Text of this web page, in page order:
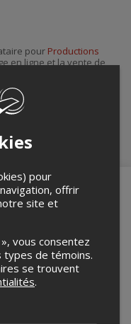
pour Productions
en ligne et la vente de
veuillez
Productions Nuits d'Afrique
n'êtes pas un
pour
offrir
site et
vous consentez
types de témoins.
se trouvent
.